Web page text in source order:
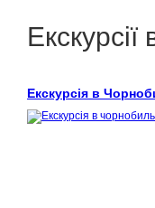
Екскурсія в